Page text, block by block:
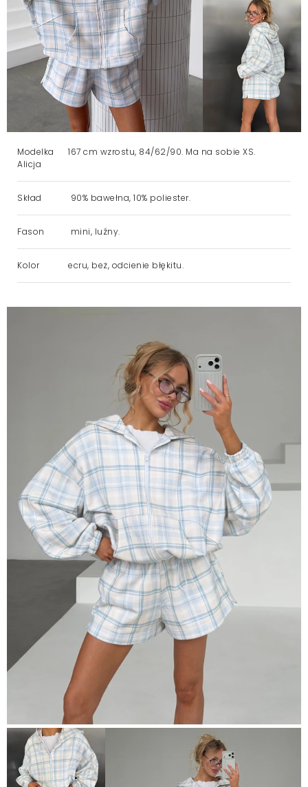
Modelka
Alicja
167 cm wzrostu, 84/62/90. Ma na sobie XS.
Skład 90% bawełna, 10% poliester.
Fason mini, luźny.
Kolor ecru, beż, odcienie błękitu.